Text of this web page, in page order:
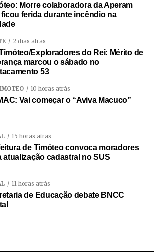
Morre colaboradora da Aperam
ferida durante incêndio na
2 dias atrás
Exploradores do Rei: Mérito de
marcou o sábado no
53
10 horas atrás
Vai começar o “Aviva Macuco”
15 horas atrás
de Timóteo convoca moradores
atualização cadastral no SUS
11 horas atrás
de Educação debate BNCC